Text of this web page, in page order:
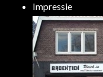
Impressie